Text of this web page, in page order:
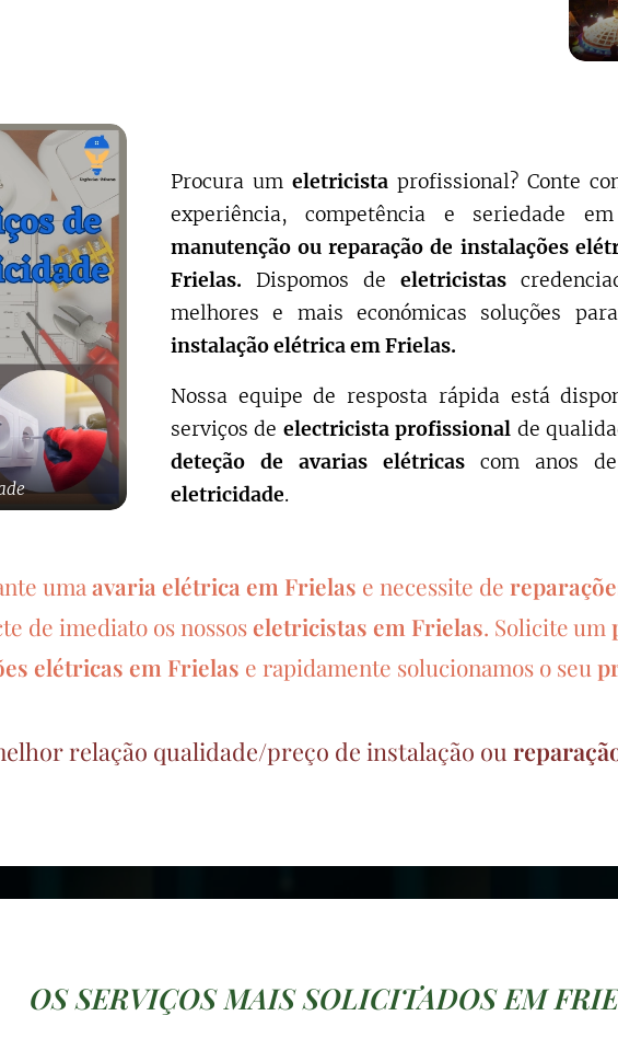
Procura um eletricista profissional? Conte
experiência, competência e seriedade
manutenção ou reparação de instalações
Frielas. Dispomos deeletricistas
melhores e mais económicas soluções
instalação elétrica em Frielas.
Nossa equipe de resposta rápida está
serviços de electricista profissional de
deteção de avarias elétricascom anos
eletricidade.
uma avaria elétrica em Frielas e necessite de
de imediato os nossoseletricistas em Frielas. Solicite um
elétricas em Frielas e rapidamente solucionamos o seu
relação qualidade/preço de instalação ou
OS SERVIÇOS MAIS SOLICITADOS EM